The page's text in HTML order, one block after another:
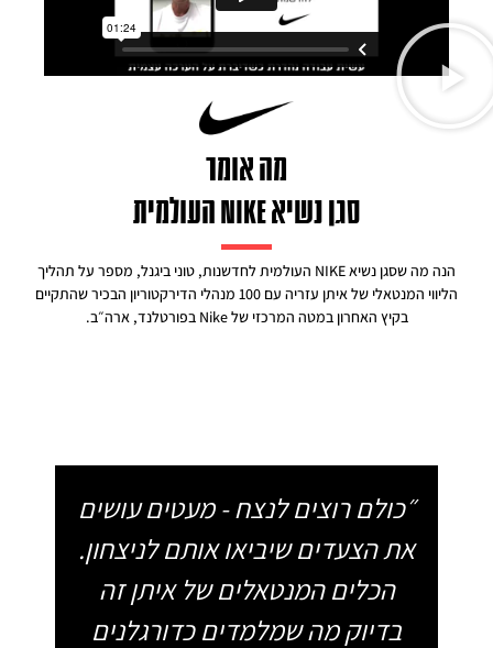
מה אומר
סגן נשיא NIKE העולמית
הנה מה שסגן נשיא NIKE העולמית לחדשנות, טוני ביגנל, מספר על תהליך
הליווי המנטאלי של איתן עזריה עם 100 מנהלי הדירקטוריון הבכיר שהתקיים
בקיץ האחרון במטה המרכזי של Nike בפורטלנד, ארה״ב.
״כולם רוצים לנצח - מעטים עושים
את הצעדים שיביאו אותם לניצחון.
הכלים המנטאלים של איתן זה
בדיוק מה שמלמדים כדורגלנים